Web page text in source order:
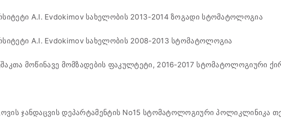
A.I. Evdokimovსახელობის 2013-2014 ზოგადი სტომატოლოგია
A.I. Evdokimovსახელობის 2008-2013 სტომატოლოგია
მოწინავე მომზადების ფაკულტეტი, 2016-2017 სტომატოლოგიური
ჯანდაცვის დეპარტამენტის No15 სტომატოლოგიური პოლიკლინიკა